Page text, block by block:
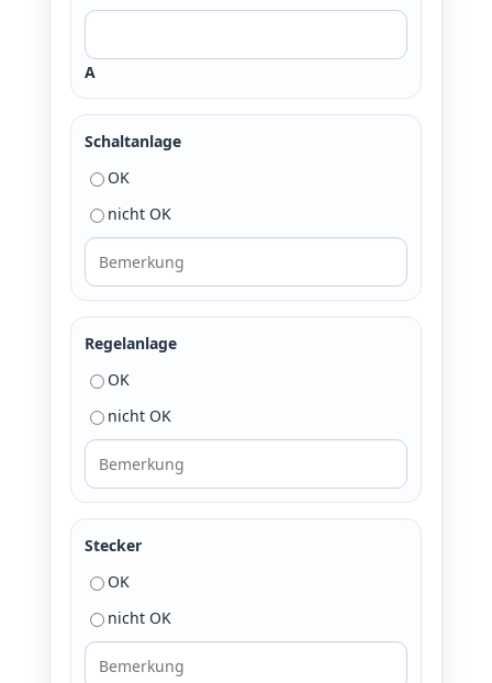
A
Schaltanlage
OK
nicht OK
Regelanlage
OK
nicht OK
Stecker
OK
nicht OK